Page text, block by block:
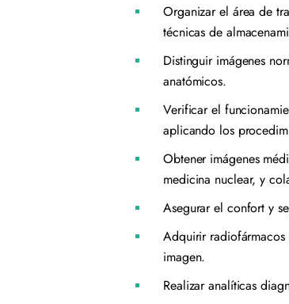
Organizar el área de
técnicas de
Distinguir imágenes
anatómicos.
Verificar el
aplicando los
Obtener imágenes
medicina nuclear, y
Asegurar el confort y
Adquirir
imagen.
Realizar analíticas